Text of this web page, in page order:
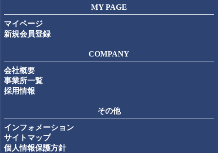
MY PAGE
マイページ
新規会員登録
COMPANY
会社概要
事業所一覧
採用情報
その他
インフォメーション
サイトマップ
個人情報保護方針